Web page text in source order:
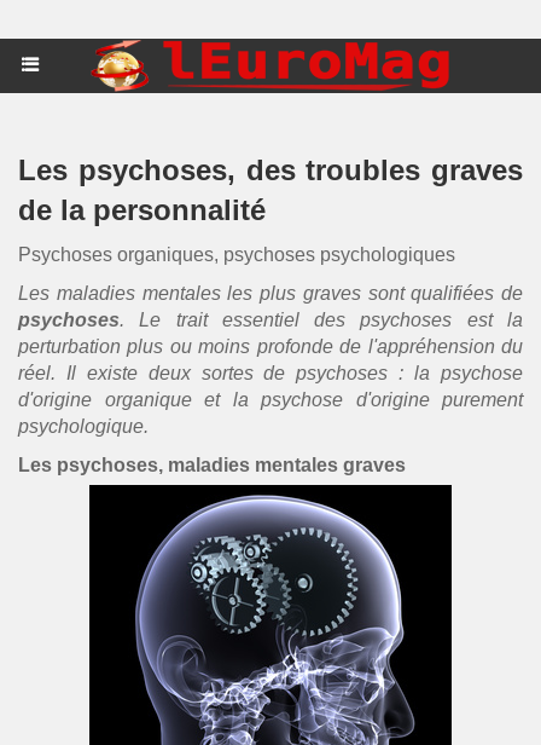
Les psychoses, des troubles graves
de la personnalité
Psychoses organiques, psychoses psychologiques
Les maladies mentales les plus graves sont qualifiées de
psychoses. Le trait essentiel des psychoses est la
perturbation plus ou moins profonde de l'appréhension du
réel. Il existe deux sortes de psychoses : la psychose
d'origine organique et la psychose d'origine purement
psychologique.
Les psychoses, maladies mentales graves